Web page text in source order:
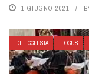
1 GIUGNO 2021
DE ECCLESIA FOCUS